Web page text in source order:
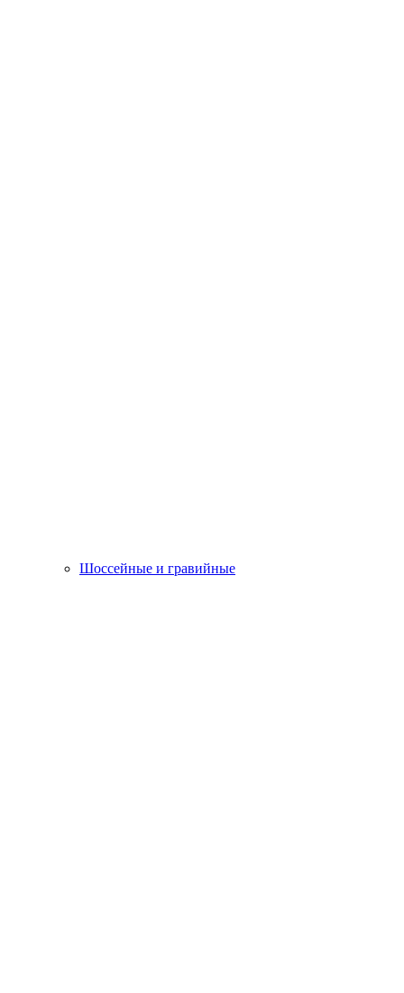
Шоссейные и гравийные